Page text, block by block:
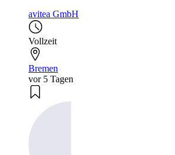
avitea GmbH
Vollzeit
Bremen
vor 5 Tagen